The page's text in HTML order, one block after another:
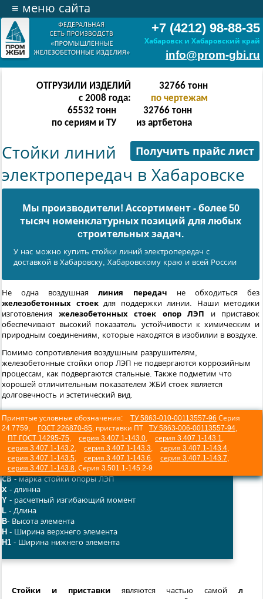
+7 (4212) 98-88-35
Хабаровск и Хабаровский край
info@prom-gbi.ru
≡ меню сайта
ОТГРУЗИЛИ ИЗДЕЛИЙ
с 2008 года:
131070тонн
по чертежам
238342 тонн
по сериям и ТУ
131070 тонн
из артбетона
Получить прайс лист
Стойки линий
электропередач в Хабаровске
Мы производители! Ассортимент - более 50
тысяч номенклатурных позиций для любых
cтроительных задач.
У нас можно купить стойки линий электропередач с
доставкой в Хабаровску, Хабаровскому краю и всей России
Не одна воздушнаялиния передач не обходиться без
железобетонных стоекдля поддержки линии. Наши методики
изготовления железобетонных стоек опор ЛЭП и приставок
обеспечивают высокий показатель устойчивости к химическим и
природным соединениям, которые находятся в изобилии в воздухе.
Помимо сопротивления воздушным разрушителям,
железобетонные стойки опор ЛЭП не подвергаются коррозийным
процессам, как подвергаются стальные. Также подметим что
хорошей отличительным показателем ЖБИ стоек является
долговечность и эстетический вид.
Принятые условные обозначения: ТУ 5863-010-00113557-96 Серия
24.7759,
ГОСТ 226870-85, приставки ПТ ТУ 5863-006-00113557-94,
ПТ ГОСТ 14295-75, серия 3.407.1-143.0, серия 3.407.1-143.1,
серия 3.407.1-143.2, серия 3.407.1-143.3, серия 3.407.1-143.4,
серия 3.407.1-143.5, серия 3.407.1-143.6, серия 3.407.1-143.7,
серия 3.407.1-143.8, Серия 3.501.1-145.2-9
СВ-Х-Y
СВ - марка стойки опоры ЛЭП
Х - длинна
Y - расчетный изгибающий момент
L - Длина
B- Высота элемента
H - Ширина верхнего элемента
H1 - Ширина нижнего элемента
Стойки и приставки являются частью самой